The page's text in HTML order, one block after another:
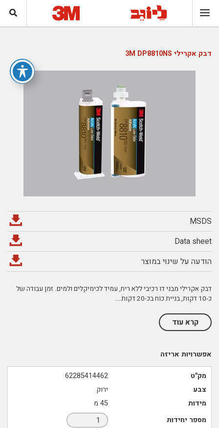
דבק אקרילי 3M DP8810NS
MSDS
Data sheet
הודעה על שינוי במוצר
דבק אקרילי מבני דו רכיבי ללא ריח, עמיד לכימיקלים ולמים. זמן עבודה של
כ-10 דקות, בניית כוח בכ-20 דקות
...
קרא עוד
אפשרויות אריזה
מק"ט
62285414462
צבע
ירוק
מידות
45 מ
מספר יחידות